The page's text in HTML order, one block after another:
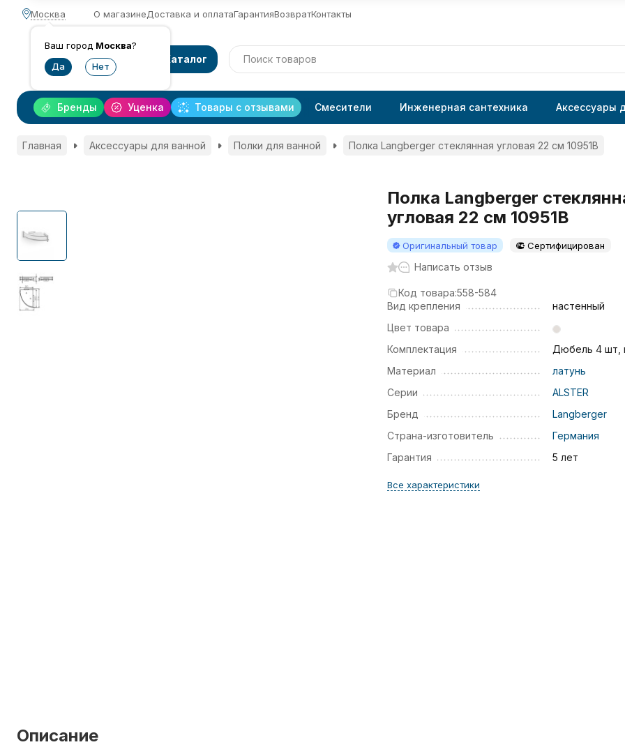
Москва
Ваш город Москва?
О магазинеДоставка и оплатаГарантияВозвратКонтакты
Каталог
Уценка Товары с отзывами
Бренды Смесители Инженерная сантехника Аксессуары
Главная Аксессуары для ванной Полки для ванной Полка Langberger стеклянная угловая 22 см 10951B
Полка Langberger
угловая 22 см 10951B
Оригинальный товар Сертифицирован
Написать отзыв
Код товара:558-584
Вид крепления
настенный
Цвет товара
Комплектация
Дюбель 4 шт,
Материал
латунь
Серии
ALSTER
Бренд
Langberger
Страна-изготовитель
Германия
Гарантия
5 лет
Все характеристики
Описание